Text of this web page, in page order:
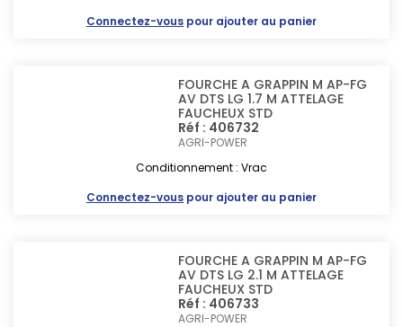
Connectez-vous pour ajouter au panier
FOURCHE A GRAPPIN M AP-FG
AV DTS LG 1.7 M ATTELAGE
FAUCHEUX STD
Réf : 406732
AGRI-POWER
Conditionnement : Vrac
Connectez-vous pour ajouter au panier
FOURCHE A GRAPPIN M AP-FG
AV DTS LG 2.1 M ATTELAGE
FAUCHEUX STD
Réf : 406733
AGRI-POWER